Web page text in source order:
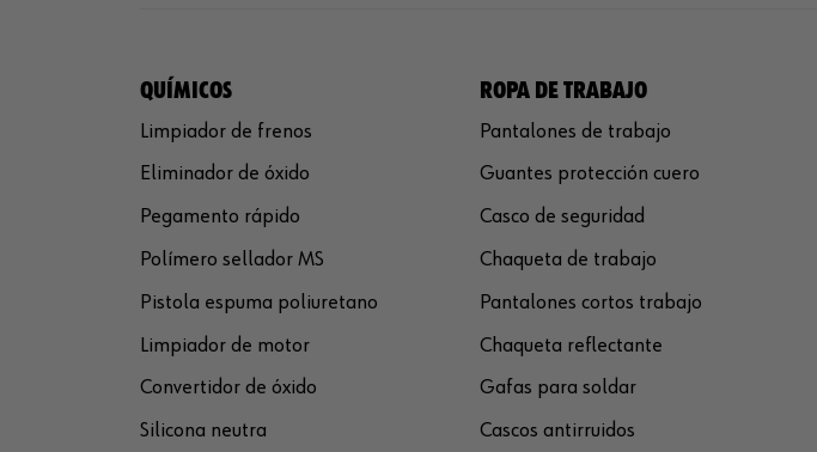
QUÍMICOS
Limpiador de frenos
Eliminador de óxido
Pegamento rápido
Polímero sellador MS
Pistola espuma poliuretano
Limpiador de motor
Convertidor de óxido
Silicona neutra
ROPA DE TRABAJO
Pantalones de trabajo
Guantes protección cuero
Casco de seguridad
Chaqueta de trabajo
Pantalones cortos trabajo
Chaqueta reflectante
Gafas para soldar
Cascos antirruidos